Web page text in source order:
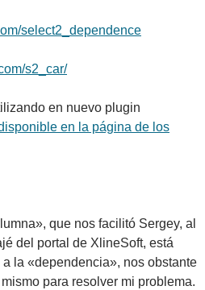
select2_dependence
s2_car/
en nuevo plugin
en la página de los
que nos facilitó Sergey, al
del portal de XlineSoft, está
la «dependencia», nos obstante
para resolver mi problema.